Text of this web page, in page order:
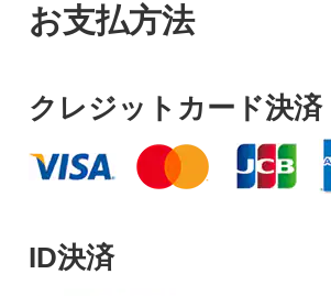
お支払方法
クレジットカード決済
ID決済